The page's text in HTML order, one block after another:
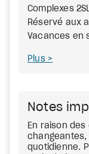
Complexes
Réservé aux
Vacances en
Plus
Notes
En raison
changeantes,
quotidienne.